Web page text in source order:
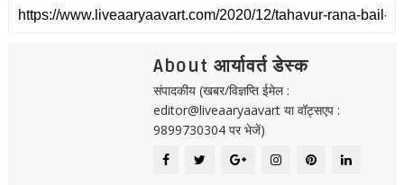
About आर्यावर्त डेस्क
संपादकीय (खबर/विज्ञप्ति ईमेल :
editor@liveaaryaavart या वॉट्सएप :
9899730304 पर भेजें)